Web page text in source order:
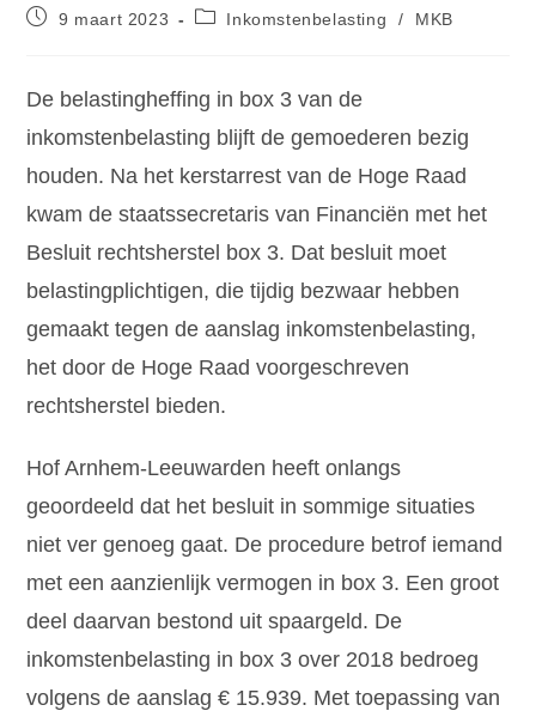
9 maart 2023 Inkomstenbelasting / MKB
De belastingheffing in box 3 van de
inkomstenbelasting blijft de gemoederen bezig
houden. Na het kerstarrest van de Hoge Raad
kwam de staatssecretaris van Financiën met het
Besluit rechtsherstel box 3. Dat besluit moet
belastingplichtigen, die tijdig bezwaar hebben
gemaakt tegen de aanslag inkomstenbelasting,
het door de Hoge Raad voorgeschreven
rechtsherstel bieden.
Hof Arnhem-Leeuwarden heeft onlangs
geoordeeld dat het besluit in sommige situaties
niet ver genoeg gaat. De procedure betrof iemand
met een aanzienlijk vermogen in box 3. Een groot
deel daarvan bestond uit spaargeld. De
inkomstenbelasting in box 3 over 2018 bedroeg
volgens de aanslag € 15.939. Met toepassing van